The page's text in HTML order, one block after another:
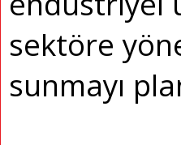
sektöre
sunmayı